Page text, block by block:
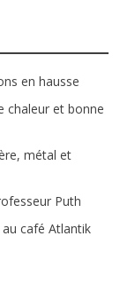
en hausse
chaleur et bonne
métal et
Puth
café Atlantik